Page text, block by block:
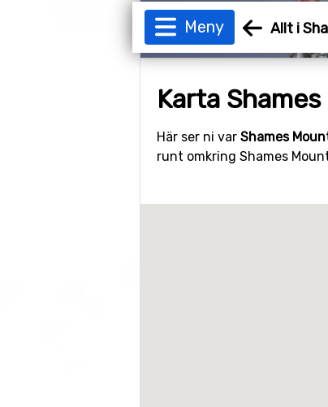
Meny Allt i
Karta
Här ser ni var Shames
runt omkring Shames